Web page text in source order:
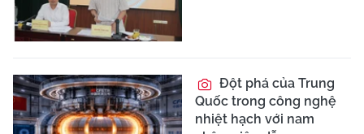
Đột phá của Trung
Quốc trong công nghệ
nhiệt hạch với nam